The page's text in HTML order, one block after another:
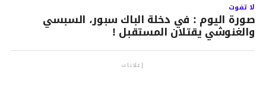
لا تفوت
صورة اليوم : في دخلة الباك سبور، السبسي
والغنوشي يقتلان المستقبل !
إعلانات